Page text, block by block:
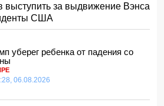
Анискино в Харьковской
о собачьей обиде на хозяина
повторная комплексная
выступить за выдвижение Вэнса
США
уберег ребенка от падения со
06.08.2026